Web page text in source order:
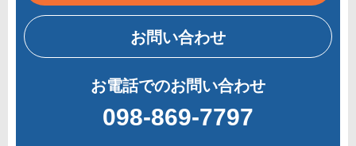
お問い合わせ
お電話でのお問い合わせ
098-869-7797